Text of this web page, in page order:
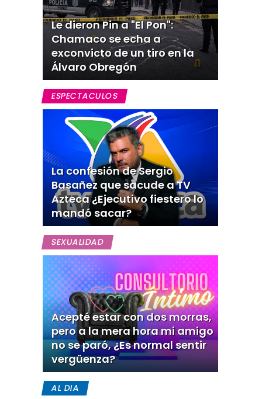
Le dieron Pin a "El Pon":
Chamaco se echa a
exconvicto de un tiro en la
Álvaro Obregón
ESPECTACULOS
La confesión de Sergio
Basañez que sacude a TV
Azteca ¿Ejecutivo fiestero lo
mandó sacar?
SEXUALIDAD
Acepté estar con dos morras,
pero a la mera hora mi amigo
no se paró, ¿Es normal sentir
vergüenza?
AL DIA